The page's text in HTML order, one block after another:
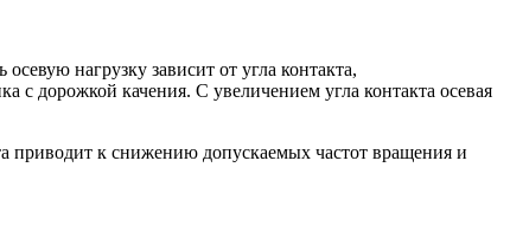
нагрузку зависит от угла контакта,
дорожкой качения. С увеличением угла контакта осевая
приводит к снижению допускаемых частот вращения и